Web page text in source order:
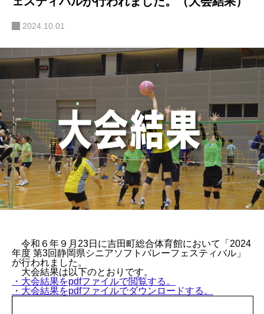
2024.10.01
令和６年９月23日に吉田町総合体育館において「2024
年度 第3回静岡県シニアソフトバレーフェスティバル」
が行われました。
大会結果は以下のとおりです。
・大会結果をpdfファイルで閲覧する。
・大会結果をpdfファイルでダウンロードする。